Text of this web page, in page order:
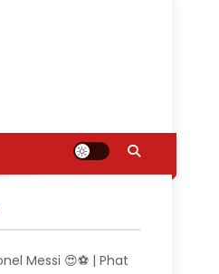
Messi 😍⚽ | Phat